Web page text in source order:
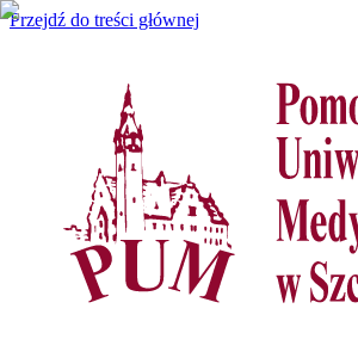
Przejdź do treści głównej